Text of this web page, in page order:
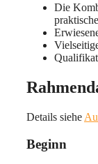
Die
Details siehe
Beginn